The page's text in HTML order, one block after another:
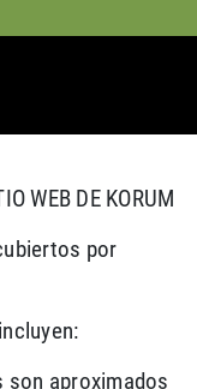
WEB DE KORUM
por
aproximados